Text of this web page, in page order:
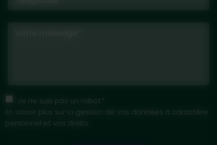
Je ne suis pas un robot*
En savoir plus sur la gestion de vos données à caractère
personnel et vos droits